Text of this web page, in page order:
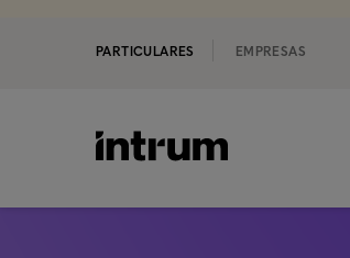
PARTICULARES EMPRESAS